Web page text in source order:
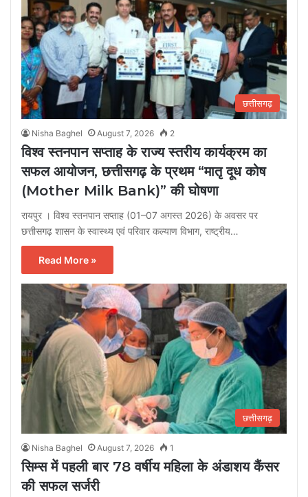
छत्तीसगढ़
Nisha Baghel August 7, 2026 2
विश्व स्तनपान सप्ताह के राज्य स्तरीय कार्यक्रम का
सफल आयोजन, छत्तीसगढ़ के प्रथम “मातृ दूध कोष
(Mother Milk Bank)” की घोषणा
रायपुर । विश्व स्तनपान सप्ताह (01–07 अगस्त 2026) के अवसर पर
छत्तीसगढ़ शासन के स्वास्थ्य एवं परिवार कल्याण विभाग, राष्ट्रीय…
Read More »
छत्तीसगढ़
Nisha Baghel August 7, 2026 1
सिम्स में पहली बार 78 वर्षीय महिला के अंडाशय कैंसर
की सफल सर्जरी